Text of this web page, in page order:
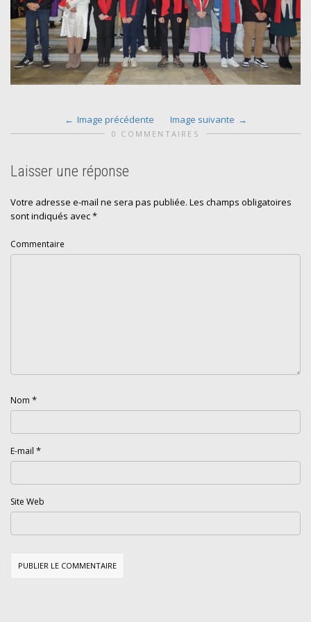
Image précédente Image suivante
0 COMMENTAIRES
Laisser une réponse
Votre adresse e-mail ne sera pas publiée. Les champs obligatoires
sont indiqués avec*
Commentaire
Nom *
E-mail *
Site Web